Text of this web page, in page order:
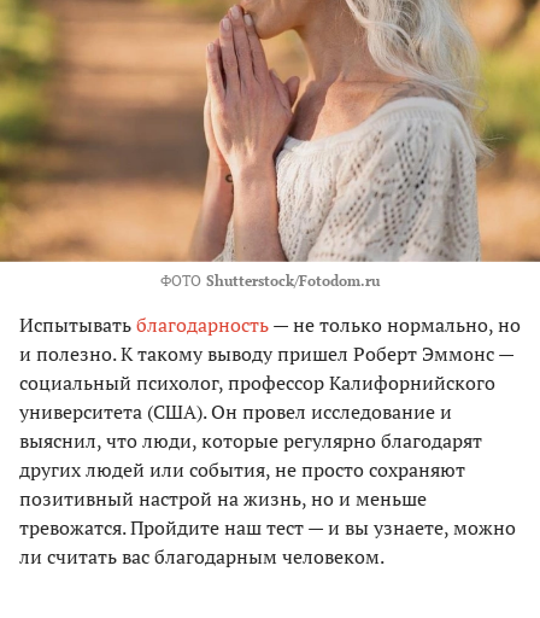
ФОТО Shutterstock/Fotodom.ru
Испытыватьблагодарность— не только нормально, но
и полезно. К такому выводу пришел Роберт Эммонс —
социальный психолог, профессор Калифорнийского
университета (США). Он провел исследование и
выяснил, что люди, которые регулярно благодарят
других людей или события, не просто сохраняют
позитивный настрой на жизнь, но и меньше
тревожатся. Пройдите наш тест — и вы узнаете, можно
ли считать вас благодарным человеком.